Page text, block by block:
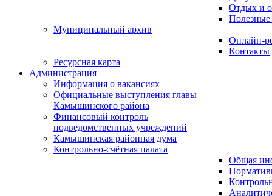
Отдых и
Муниципальный архив
Онлайн-
Контакты
Ресурсная карта
Администрация
Информация о вакансиях
Официальные выступления главы
Камышинского района
Финансовый контроль
подведомственных учреждений
Камышинская районная дума
Контрольно-счётная палата
Общая